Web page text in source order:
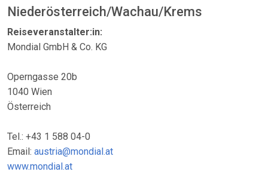
Niederösterreich/Wachau/Krems
Reiseveranstalter:in:
Mondial GmbH & Co. KG
Operngasse 20b
1040 Wien
Österreich
Tel.: +43 1 588 04-0
Email: austria@mondial.at
www.mondial.at